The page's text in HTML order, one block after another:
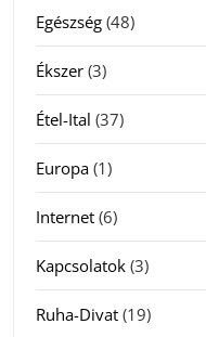
Egészség(48)
Ékszer(3)
Étel-Ital (37)
Europa(1)
Internet(6)
Kapcsolatok(3)
Ruha-Divat(19)